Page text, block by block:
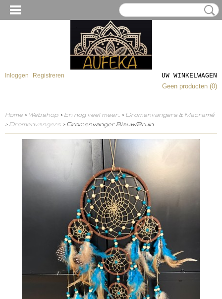
Inloggen Registreren
UW WINKELWAGEN
Geen producten (0)
Home > Webshop > En nog veel meer.. > Dromenvangers & Macramé
> Dromenvangers > Dromenvanger Blauw/Bruin